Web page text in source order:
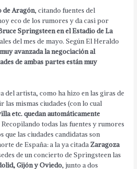
de Aragón, citando fuentes del
eco de los rumores y da casi por
Springsteen en el Estadio de La
del mes de mayo. Según El Heraldo
avanzada la negociación al
de ambas partes están muy
del artista, como ha hizo en las giras de
las mismas ciudades (con lo cual
etc. quedan automáticamente
Recopilando todas las fuentes y rumores
que las ciudades candidatas son
de España: a la ya citadaZaragoza
de un concierto de Springsteen las
Gijón y Oviedo, junto a dos